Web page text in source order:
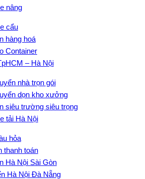
nâng
cẩu
hàng hoá
Container
– Hà Nội
nhà trọn gói
dọn kho xưởng
siêu trường siêu trọng
tải Hà Nội
hỏa
thanh toán
Hà Nội Sài Gòn
Hà Nội Đà Nẵng